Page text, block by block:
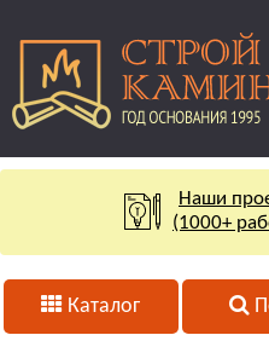
Наши
(1000+
Каталог